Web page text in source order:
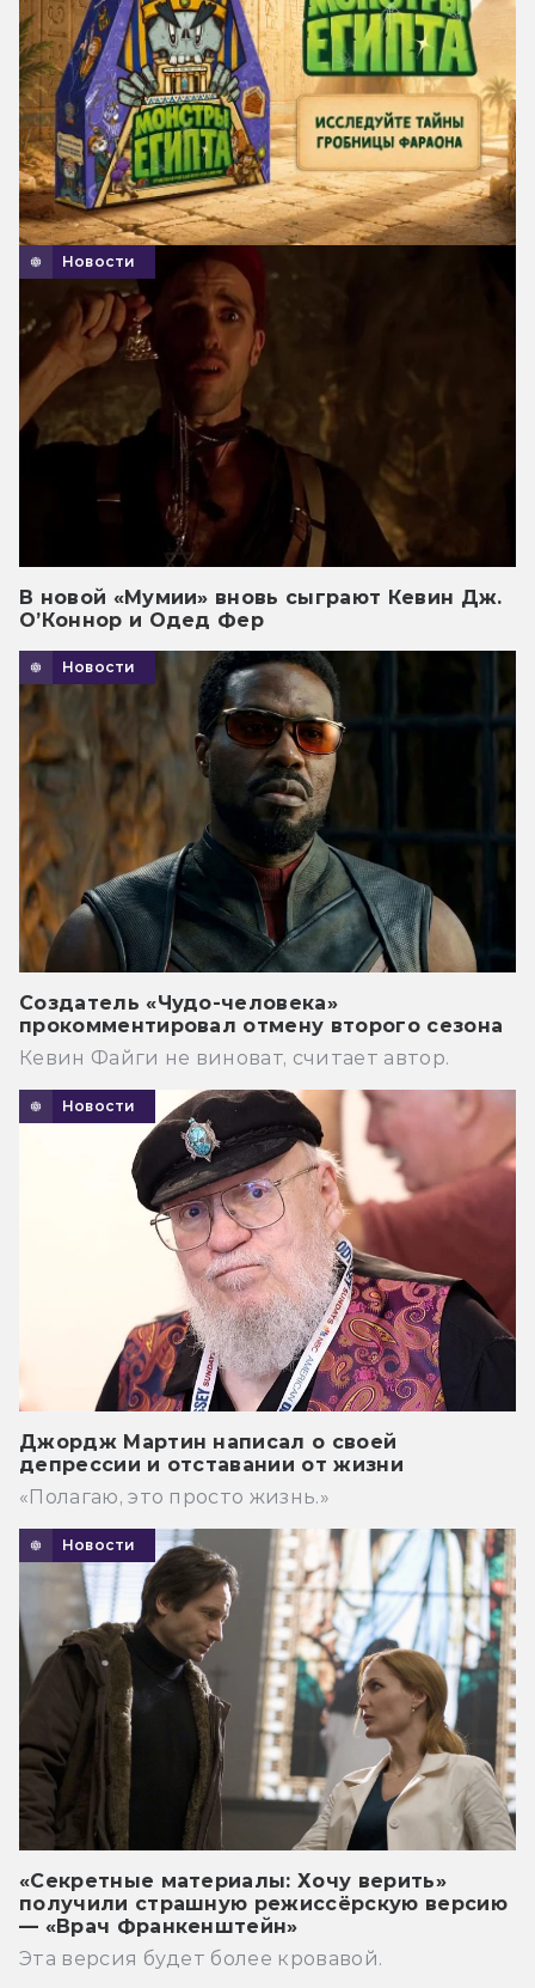
Новости
В новой «Мумии» вновь сыграют Кевин Дж.
О’Коннор и Одед Фер
Новости
Создатель «Чудо-человека»
прокомментировал отмену второго сезона
Кевин Файги не виноват, считает автор.
Новости
Джордж Мартин написал о своей
депрессии и отставании от жизни
«Полагаю, это просто жизнь.»
Новости
«Секретные материалы: Хочу верить»
получили страшную режиссёрскую версию
— «Врач Франкенштейн»
Эта версия будет более кровавой.